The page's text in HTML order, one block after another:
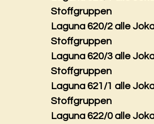
Stoffgruppen
Laguna 620/2 alle
Stoffgruppen
Laguna 620/3 alle
Stoffgruppen
Laguna 621/1 alle
Stoffgruppen
Laguna 622/0 alle